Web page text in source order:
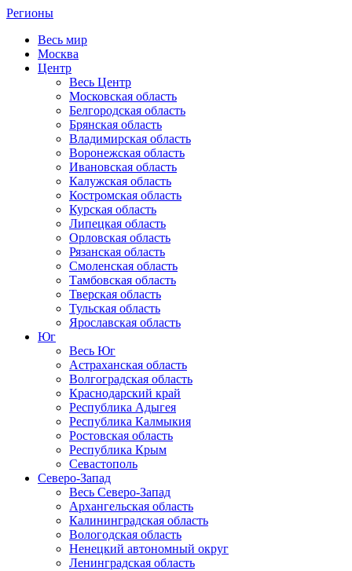
Регионы
Весь мир
Москва
Центр
Весь Центр
Московская область
Белгородская область
Брянская область
Владимирская область
Воронежская область
Ивановская область
Калужская область
Костромская область
Курская область
Липецкая область
Орловская область
Рязанская область
Смоленская область
Тамбовская область
Тверская область
Тульская область
Ярославская область
Юг
Весь Юг
Астраханская область
Волгоградская область
Краснодарский край
Республика Адыгея
Республика Калмыкия
Ростовская область
Республика Крым
Севастополь
Северо-Запад
Весь Северо-Запад
Архангельская область
Калининградская область
Вологодская область
Ненецкий автономный округ
Ленинградская область